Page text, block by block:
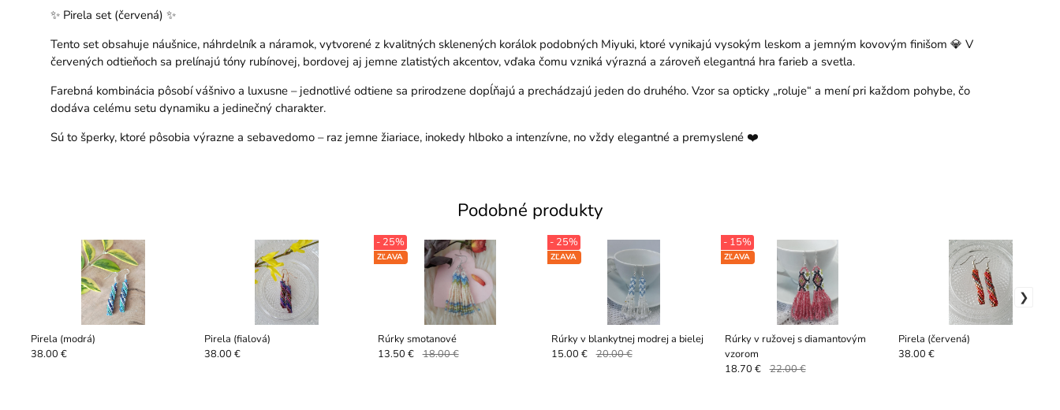
✨ Pirela set (červená) ✨
Tento set obsahuje náušnice, náhrdelník a náramok, vytvorené z kvalitných sklenených korálok podobných Miyuki, ktoré vynikajú vysokým leskom a jemným kovovým finišom 💎 V
červených odtieňoch sa prelínajú tóny rubínovej, bordovej aj jemne zlatistých akcentov, vďaka čomu vzniká výrazná a zároveň elegantná hra farieb a svetla.
Farebná kombinácia pôsobí vášnivo a luxusne – jednotlivé odtiene sa prirodzene dopĺňajú a prechádzajú jeden do druhého. Vzor sa opticky „roluje“ a mení pri každom pohybe, čo
dodáva celému setu dynamiku a jedinečný charakter.
Sú to šperky, ktoré pôsobia výrazne a sebavedomo – raz jemne žiariace, inokedy hlboko a intenzívne, no vždy elegantné a premyslené ❤️
Podobné produkty
Pirela (modrá)
38.00 €
Pirela (fialová)
38.00 €
Rúrky smotanové
ZĽAVA
- 25%
13.50 € 18.00 €
Rúrky v blankytnej modrej a bielej
ZĽAVA
- 25%
15.00 € 20.00 €
Rúrky v ružovej s diamantovým
vzorom
ZĽAVA
- 15%
18.70 € 22.00 €
Pirela (červená)
38.00 €